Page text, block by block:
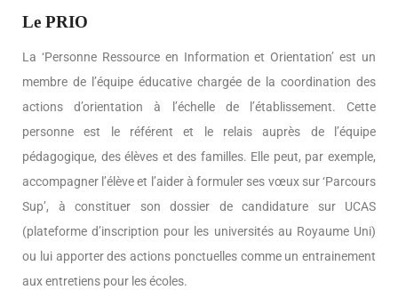
Le PRIO
La ‘Personne Ressource en Information et Orientation’ est un
membre de l’équipe éducative chargée de la coordination des
actions d’orientation à l’échelle de l’établissement. Cette
personne est le référent et le relais auprès de l’équipe
pédagogique, des élèves et des familles. Elle peut, par exemple,
accompagner l’élève et l’aider à formuler ses vœux sur ‘Parcours
Sup’, à constituer son dossier de candidature sur UCAS
(plateforme d’inscription pour les universités au Royaume Uni)
ou lui apporter des actions ponctuelles comme un entrainement
aux entretiens pour les écoles.